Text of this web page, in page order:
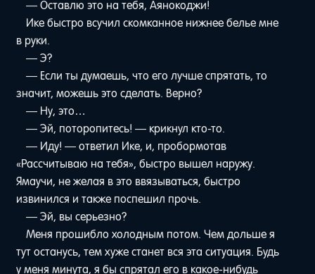
— Оставлю это на тебя, Аянокоджи!
Ике быстро всучил скомканное нижнее белье мне
в руки.
— Э?
— Если ты думаешь, что его лучше спрятать, то
значит, можешь это сделать. Верно?
— Ну, это…
— Эй, поторопитесь! — крикнул кто-то.
— Иду! — ответил Ике, и, пробормотав
«Рассчитываю на тебя», быстро вышел наружу.
Ямаучи, не желая в это ввязываться, быстро
извинился и также поспешил прочь.
— Эй, вы серьезно?
Меня прошибло холодным потом. Чем дольше я
тут останусь, тем хуже станет вся эта ситуация. Будь
у меня минута, я бы спрятал его в какое-нибудь